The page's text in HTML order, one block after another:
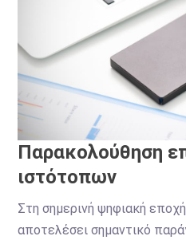
Παρακολούθηση
ιστότοπων
Στη σημερινή ψηφιακή
αποτελέσει σημαντικό